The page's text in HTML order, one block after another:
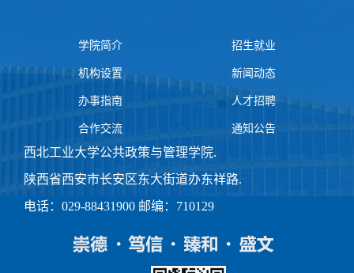
学院简介 招生就业
机构设置 新闻动态
办事指南 人才招聘
合作交流
通知公告
西北工业大学公共政策与管理学院.
陕西省西安市长安区东大街道办东祥路.
电话：029-88431900 邮编：710129